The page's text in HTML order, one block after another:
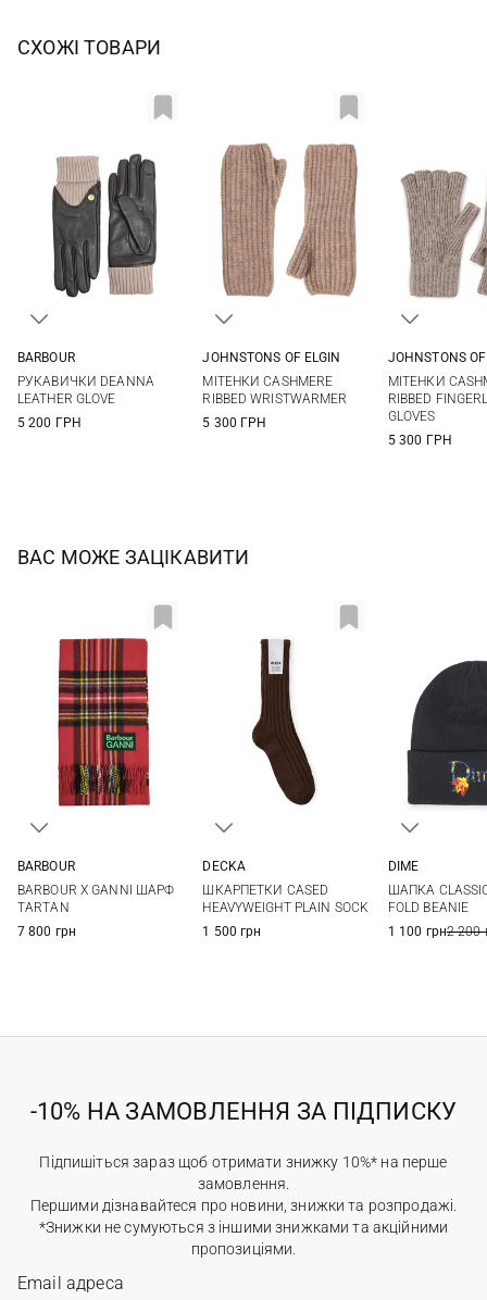
СХОЖІ ТОВАРИ
BARBOUR
РУКАВИЧКИ DEANNA
LEATHER GLOVE
5 200 ГРН
JOHNSTONS OF ELGIN
МІТЕНКИ CASHMERE
RIBBED WRISTWARMER
5 300 ГРН
JOHNSTONS
МІТЕНКИ
RIBBED
GLOVES
5 300 ГРН
ВАС МОЖЕ ЗАЦІКАВИТИ
BARBOUR
BARBOUR Х GANNI ШАРФ
TARTAN
7 800 грн
DECKA
ШКАРПЕТКИ CASED
HEAVYWEIGHT PLAIN SOCK
1 500 грн
DIME
ШАПКА
FOLD BEANIE
1 100 грн2 200
-10% НА ЗАМОВЛЕННЯ ЗА ПІДПИСКУ
Підпишіться зараз щоб отримати знижку 10%* на перше
замовлення.
Першими дізнавайтеся про новини, знижки та розпродажі.
*Знижки не сумуються з іншими знижками та акційними
пропозиціями.